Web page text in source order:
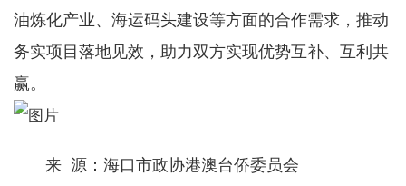
油炼化产业、海运码头建设等方面的合作需求，推动
务实项目落地见效，助力双方实现优势互补、互利共
赢。
来 源：海口市政协港澳台侨委员会